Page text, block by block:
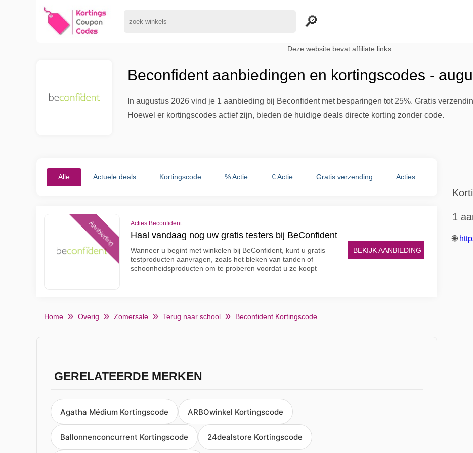
Deze website bevat affiliate links.
Beconfident aanbiedingen en kortingscodes -
In augustus 2026 vind je 1 aanbieding bij Beconfident met besparingen tot 25%. Gratis
Hoewel er kortingscodes actief zijn, bieden de huidige deals directe korting zonder code.
Alle Actuele deals Kortingscode % Actie € Actie Gratis verzending Acties
Aanbieding Acties Beconfident
Haal vandaag nog uw gratis testers bij BeConfident
Wanneer u begint met winkelen bij BeConfident, kunt u gratis
testproducten aanvragen, zoals het bleken van tanden of
schoonheidsproducten om te proberen voordat u ze koopt
BEKIJK AANBIEDING
Home Overig Zomersale Terug naar school Beconfident Kortingscode
GERELATEERDE MERKEN
Agatha Médium Kortingscode ARBOwinkel Kortingscode
Ballonnenconcurrent Kortingscode 24dealstore Kortingscode
1
🌐